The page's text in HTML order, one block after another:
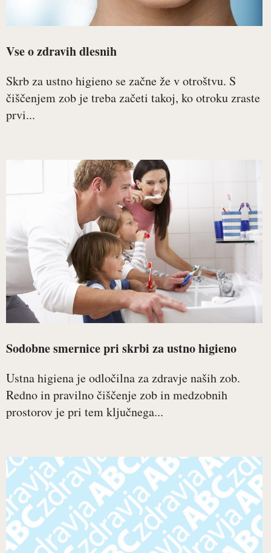
Vse o zdravih dlesnih
Skrb za ustno higieno se začne že v otroštvu. S
čiščenjem zob je treba začeti takoj, ko otroku zraste
prvi...
Sodobne smernice pri skrbi za ustno higieno
Ustna higiena je odločilna za zdravje naših zob.
Redno in pravilno čiščenje zob in medzobnih
prostorov je pri tem ključnega...